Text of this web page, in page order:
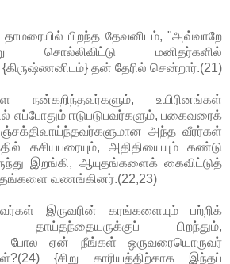
தாமரையில் பிறந்த தேவனிடம், "அவ்வாறே
சொல்லிவிட்டு மனிதர்களில்
தன் தேரில் சென்றார்.(21)
உயிரினங்கள்
ஈடுபடுபவர்களும், பகைவரைக்
அந்த வீரர்கள்
கசியபரையும், அதிதியையும் கண்டு
இறங்கி, ஆயுதங்களைக் கைவிட்டுத்
வணங்கினர்.(22,23)
இருவரின் கரங்களையும் பற்றிக்
பிறந்தும்,
போல ஏன் நீங்கள் ஒருவரையொருவர்
{சிறு காரியத்திற்காக இந்தப்